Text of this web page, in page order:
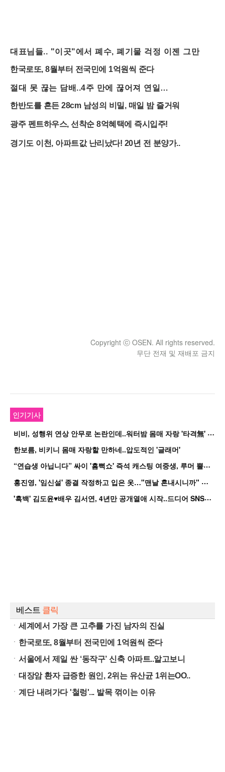
Copyright ⓒ OSEN. All rights reserved.
무단 전재 및 재배포 금지
인기기사
비
비, 성행위 연상 안무로 논란인데..워터밤 몸매 자랑 '타격無' 근황
한보름, 비키니 몸매 자랑할 만하네..압도적인 '글래머'
“
연습생 아닙니다” 싸이 '흠뻑쇼' 즉석 캐스팅 여중생, 루머 뿔났다[Oh!쎈 이...
홍
진영, '임신설' 종결 작정하고 입은 옷…"맨날 혼내시니까" 억울
'
흑백' 김도윤♥배우 김서연, 4년만 공개열애 시작..드디어 SNS에 노출 [핫피...